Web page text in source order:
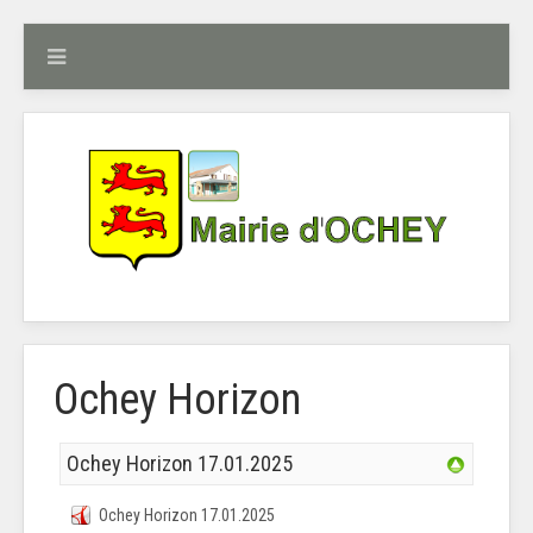
Ochey Horizon
Ochey Horizon 17.01.2025
Ochey Horizon 17.01.2025